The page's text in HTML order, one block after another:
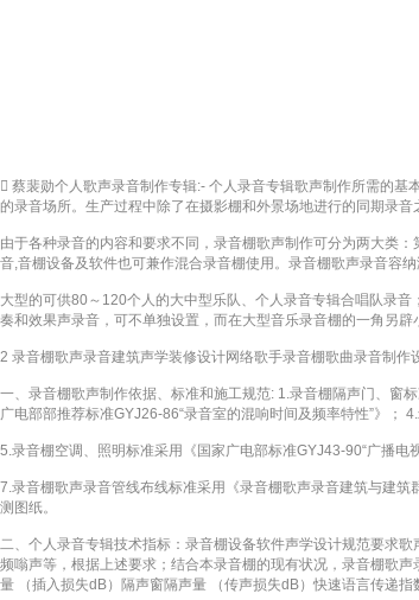
 蔡裴勋个人歌声录音制作专辑:- 个人录音专辑歌声制作所需的
的录音场所。生产过程中除了在摄影棚和外景场地进行的同期录
由于各种录音的内容和要求不同，录音棚歌声制作可分为两大类
音,音棚设备及软件也可兼作混合录音棚使用。录音棚歌声录音容
大型的可供80～120个人的大中型乐队、个人录音专辑合唱队录
奏和效果声录音，可不单独设置，而在大型音乐录音棚的一角另
2 录音棚歌声录音建筑声学装修设计网络歌手录音棚歌曲录音制作
一、录音棚歌声制作依据、标准和施工规范: 1.录音棚隔声门、窗
广电部部推荐标准GYJ26-86“录音室的混响时间及频率特性”》；
5.录音棚空调、照明标准采用《国家广电部标准GYJ43-90“广播
7.录音棚歌声录音管线布线标准采用《录音棚歌声录音建筑与建
测图纸。
二、个人录音专辑技术指标：录音棚设备软件声学设计规范要求
频嗡声等，根据上述要求；结合本录音棚的现有状况，录音棚歌
量 （插入损失dB）隔声窗隔声量 （传声损失dB）快速语言传递